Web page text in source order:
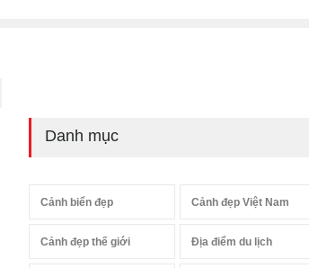
Danh mục
Cảnh biển đẹp Cảnh đẹp Việt Nam
Cảnh đẹp thế giới Địa điểm du lịch